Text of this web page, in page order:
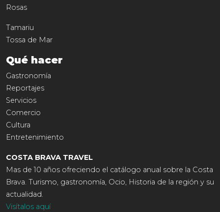
Rosas
Tamariu
Tossa de Mar
Qué hacer
Gastronomía
Reportajes
Servicios
Comercio
Cultura
Entretenimiento
COSTA BRAVA TRAVEL
Mas de 10 años ofreciendo el catálogo anual sobre la Costa
Brava. Turismo, gastronomía, Ocio, Historia de la región y su
actualidad.
Visítalos aquí